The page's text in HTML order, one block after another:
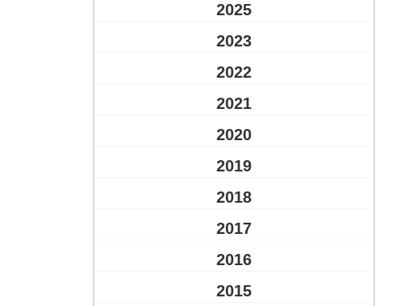
2025
2023
2022
2021
2020
2019
2018
2017
2016
2015